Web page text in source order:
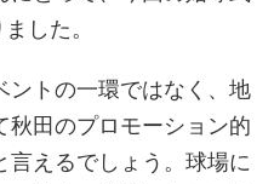
した。
ントの一環ではなく、地
秋田のプロモーション的
言えるでしょう。球場に